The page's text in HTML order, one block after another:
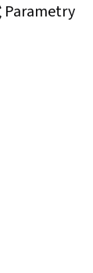
Parametry